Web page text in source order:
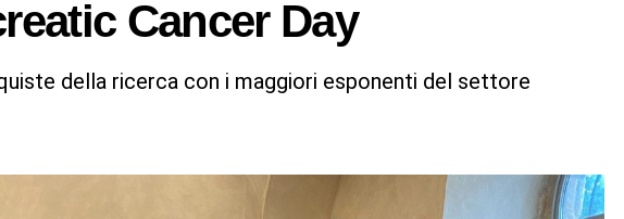
Cancer Day
della ricerca con i maggiori esponenti del settore